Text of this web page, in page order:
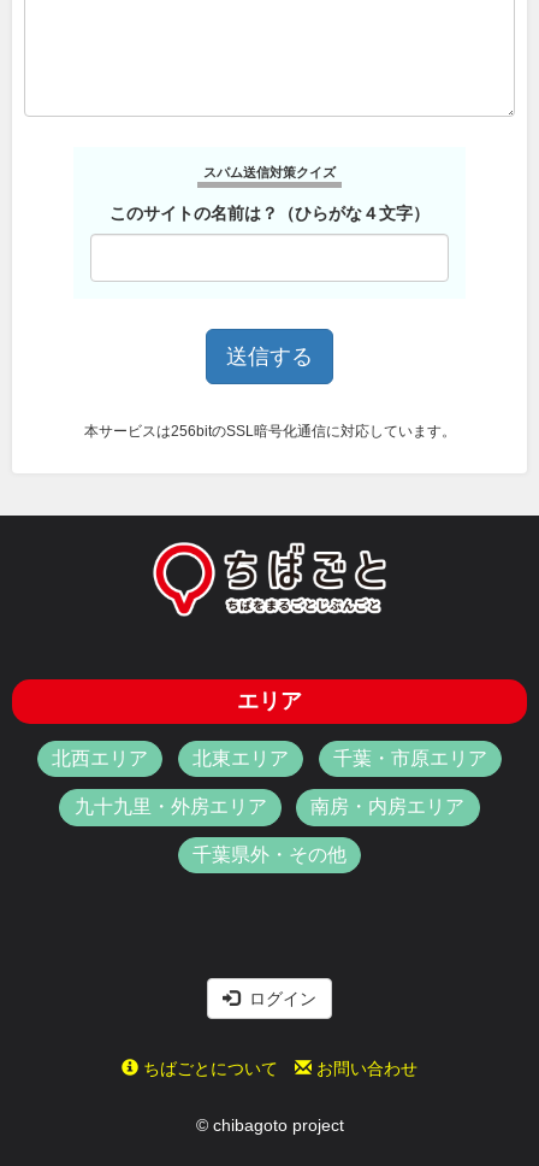
スパム送信対策クイズ
このサイトの名前は？（ひらがな４文字）
本サービスは256bitのSSL暗号化通信に対応しています。
エリア
北西エリア 北東エリア 千葉・市原エリア
九十九里・外房エリア 南房・内房エリア
千葉県外・その他
ログイン
ちばごとについて お問い合わせ
© chibagoto project